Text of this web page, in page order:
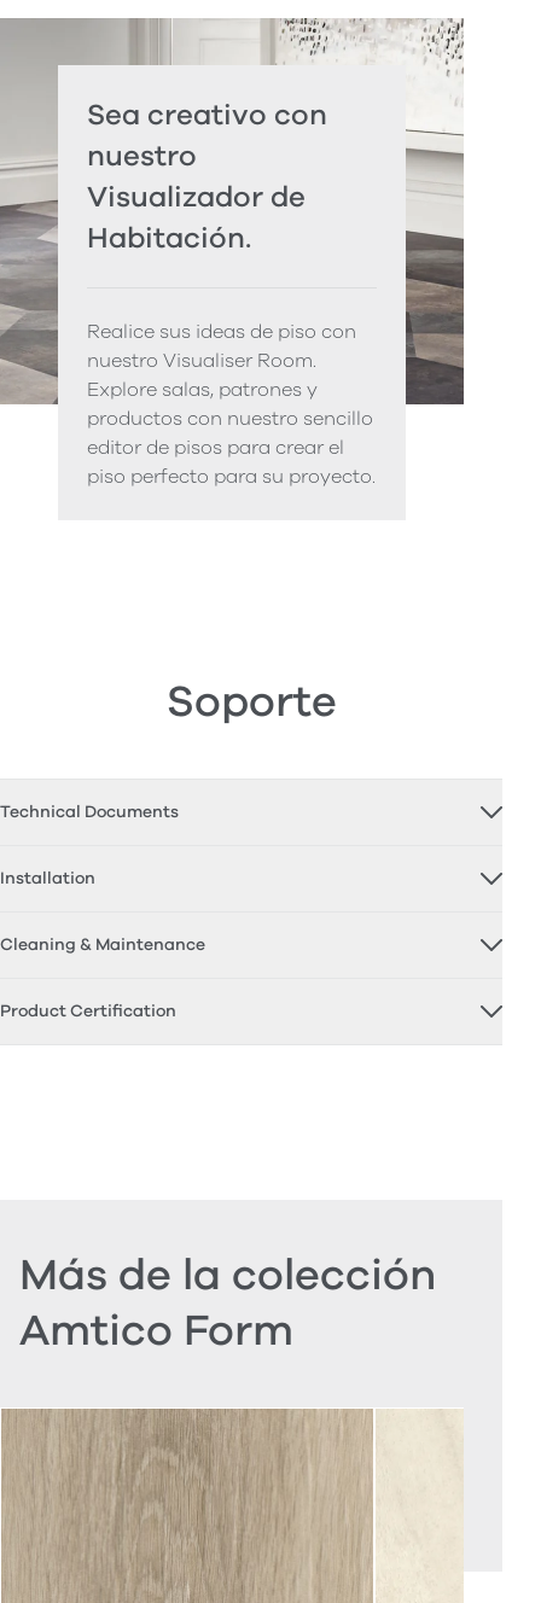
Sea creativo con
nuestro
Visualizador de
Habitación.
Realice sus ideas de piso con
nuestro Visualiser Room.
Explore salas, patrones y
productos con nuestro sencillo
editor de pisos para crear el
piso perfecto para su proyecto.
Soporte
Technical Documents
Installation
Cleaning & Maintenance
Product Certification
Más de la colección
Amtico Form